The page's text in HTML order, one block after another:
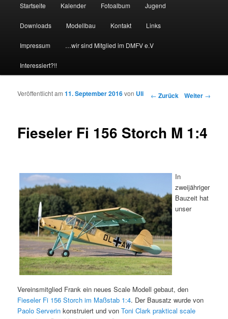
Zum Inhalt wechseln
Zum sekundären Inhalt wechseln
Startseite Kalender Fotoalbum Jugend
Downloads Modellbau Kontakt Links
Impressum …wir sind Mitglied im DMFV e.V
Interessiert?!!
Beitrags-Navigation ← Zurück Weiter →
Fieseler Fi 156 Storch M 1:4
Veröffentlicht am11. September 2016von Uli
In
zweijähriger
Bauzeit hat
unser
Vereinsmitglied Frank ein neues Scale Modell gebaut, den
Fieseler Fi 156 Storch im Maßstab 1:4. Der Bausatz wurde von
Paolo Serverin konstruiert und vonToni Clark praktical scale